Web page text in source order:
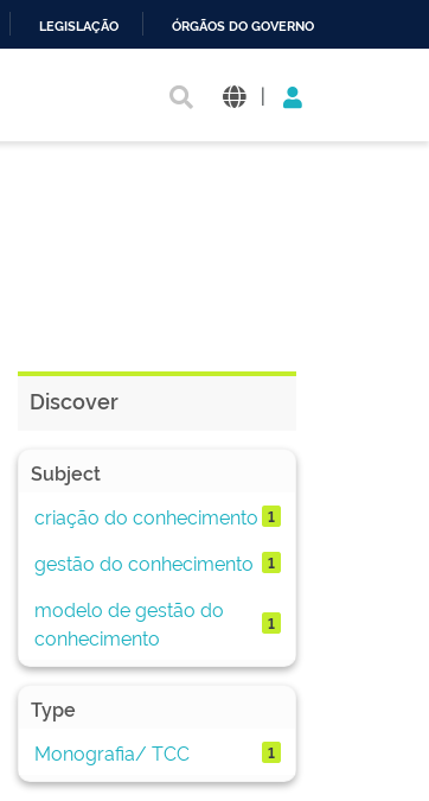
LEGISLAÇÃO ÓRGÃOS DO GOVERNO
|
Discover
Subject
criação do conhecimento 1
gestão do conhecimento 1
modelo de gestão do
conhecimento
1
Type
Monografia/ TCC
1